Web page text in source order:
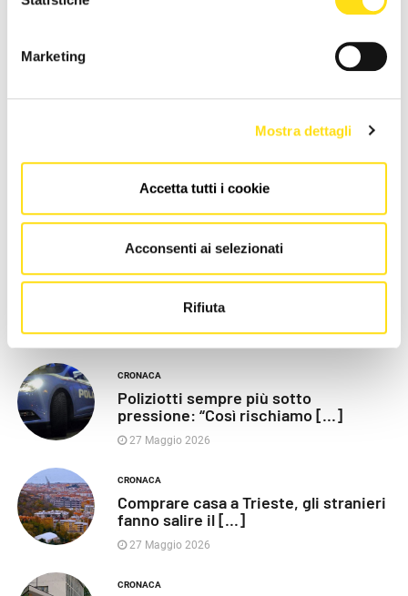
Marketing
Mostra dettagli
Accetta tutti i cookie
Acconsenti ai selezionati
Rifiuta
concentrati quando gli [...]
Covid: “Biglietti e passeggeri
LE PIÙ RECENTI
POLITICA
chiusa”, Vaccarezza [...]
27 Maggio 2026
CRONACA
Poliziotti sempre più sotto
pressione: “Così rischiamo [...]
27 Maggio 2026
CRONACA
Comprare casa a Trieste, gli stranieri
fanno salire il [...]
27 Maggio 2026
CRONACA